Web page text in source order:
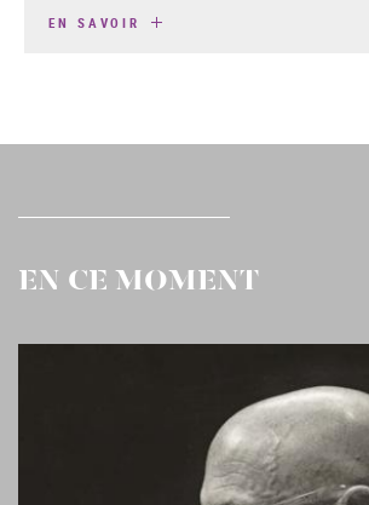
EN SAVOIR
EN CE MOMENT